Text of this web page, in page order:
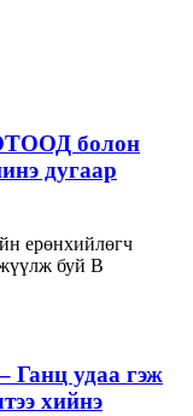
болон
дугаар
ерөнхийлөгч
буй B
Ганц удаа гэж
хийнэ